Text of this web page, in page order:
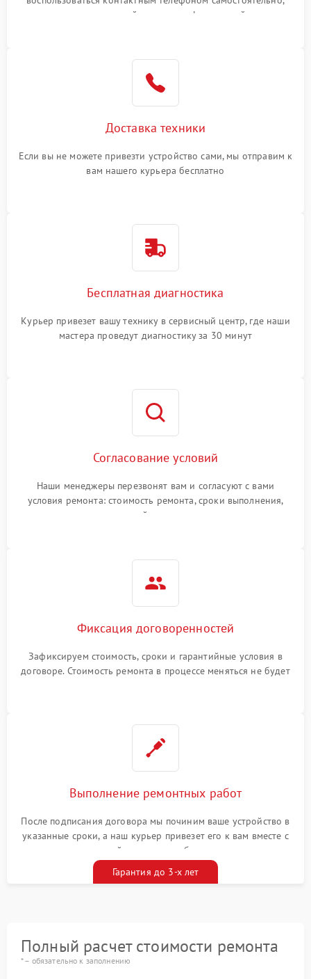
или оставить свой номер телефона на сайте
Доставка техники
Если вы не можете привезти устройство сами, мы отправим к
вам нашего курьера бесплатно
Бесплатная диагностика
Курьер привезет вашу технику в сервисный центр, где наши
мастера проведут диагностику за 30 минут
Согласование условий
Наши менеджеры перезвонят вам и согласуют с вами
условия ремонта: стоимость ремонта, сроки выполнения,
гарантийные условия
Фиксация договоренностей
Зафиксируем стоимость, сроки и гарантийные условия в
договоре. Стоимость ремонта в процессе меняться не будет
Выполнение ремонтных работ
После подписания договора мы починим ваше устройство в
указанные сроки, а наш курьер привезет его к вам вместе с
гарантийным талоном бесплатно
Гарантия до 3-х лет
Полный расчет стоимости ремонта
* – обязательно к заполнению